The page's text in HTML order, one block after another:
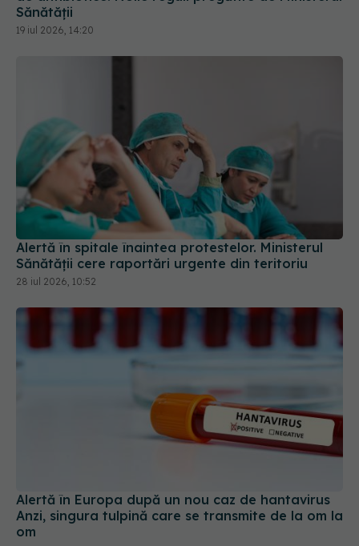
19 iul 2026, 14:20
Alertă în spitale înaintea protestelor. Ministerul
Sănătății cere raportări urgente din teritoriu
28 iul 2026, 10:52
Anzi, singura tulpină care se transmite de la om la
om
06 aug 2026, 20:06